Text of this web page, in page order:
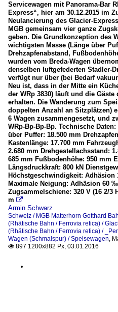
Servicewagen mit Panorama-Bar
Express“, hier am 30.12.2015 im
Neulancierung des Glacier-
MGB gemeinsam vier ganze
geben. Die Grundkonzeption des
wichtigsten Masse (Länge über
Drehzapfenabstand,
wurden vom Breda-Wagen
denselben luftgefederten Stadler-
verfügt nur über (bei Bedarf
Neu ist, dass in der Mitte ein
der WRp 3830) läuft und die
erhalten. Die Wanderung zum
doppelten Anzahl an Sitzplätzen)
6 Wagen zusammengesetzt, und
WRp-Bp-Bp-Bp. Technische
über Puffer: 18.500 mm
Kastenlänge: 17.700 mm
2.680 mm Drehgestellachsstand:
685 mm Fußbodenhöhe: 950 mm
Längsdruckkraft: 800 kN
Höchstgeschwindigkeit: Adhäsion
Maximale Neigung: Adhäsion 60
Zugsammelschiene: 320 V (16 2/3
m 
Armin Schwarz
Schweiz / MGB Matterhorn Gotthard
(Rhätische Bahn / Ferrovia retica) /
(Rhätische Bahn / Ferrovia retica) /
Wagen (Schmalspur) / Speisewagen,
 897 1200x882 Px, 03.01.2016